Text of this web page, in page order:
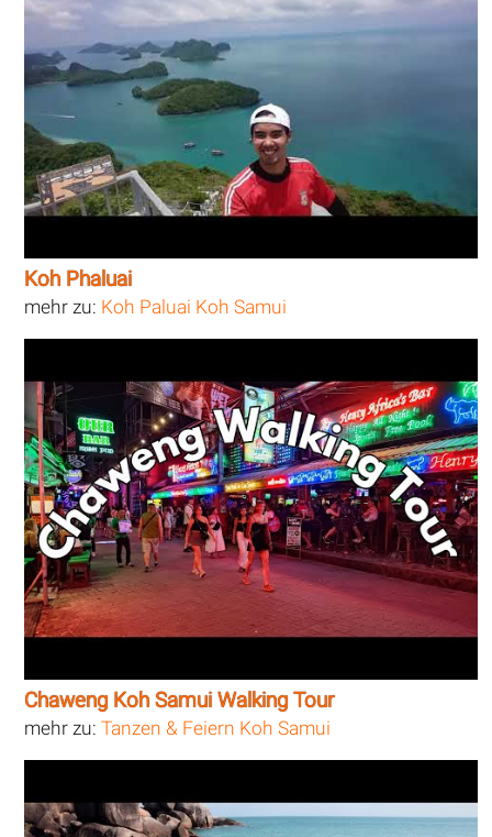
Koh Phaluai
mehr zu: Koh Paluai Koh Samui
Chaweng Koh Samui Walking Tour
mehr zu:Tanzen & Feiern Koh Samui